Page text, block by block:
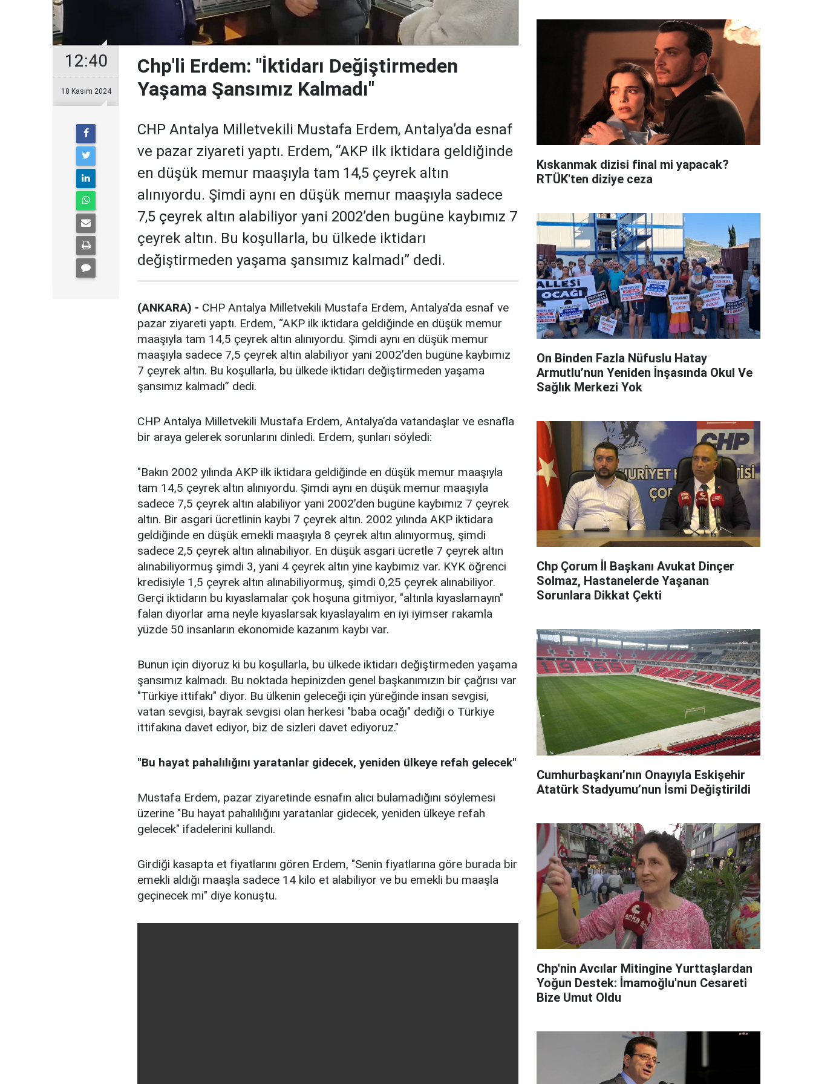
12:40
18 Kasım 2024
Chp'li Erdem: "İktidarı Değiştirmeden
Yaşama Şansımız Kalmadı"
CHP Antalya Milletvekili Mustafa Erdem, Antalya’da esnaf
ve pazar ziyareti yaptı. Erdem, “AKP ilk iktidara geldiğinde
en düşük memur maaşıyla tam 14,5 çeyrek altın
alınıyordu. Şimdi aynı en düşük memur maaşıyla sadece
7,5 çeyrek altın alabiliyor yani 2002’den bugüne kaybımız 7
çeyrek altın. Bu koşullarla, bu ülkede iktidarı
değiştirmeden yaşama şansımız kalmadı” dedi.
(ANKARA) - CHP Antalya Milletvekili Mustafa Erdem, Antalya’da esnaf ve
pazar ziyareti yaptı. Erdem, “AKP ilk iktidara geldiğinde en düşük memur
maaşıyla tam 14,5 çeyrek altın alınıyordu. Şimdi aynı en düşük memur
maaşıyla sadece 7,5 çeyrek altın alabiliyor yani 2002’den bugüne kaybımız
7 çeyrek altın. Bu koşullarla, bu ülkede iktidarı değiştirmeden yaşama
şansımız kalmadı” dedi.
CHP Antalya Milletvekili Mustafa Erdem, Antalya’da vatandaşlar ve esnafla
bir araya gelerek sorunlarını dinledi. Erdem, şunları söyledi:
"Bakın 2002 yılında AKP ilk iktidara geldiğinde en düşük memur maaşıyla
tam 14,5 çeyrek altın alınıyordu. Şimdi aynı en düşük memur maaşıyla
sadece 7,5 çeyrek altın alabiliyor yani 2002’den bugüne kaybımız 7 çeyrek
altın. Bir asgari ücretlinin kaybı 7 çeyrek altın. 2002 yılında AKP iktidara
geldiğinde en düşük emekli maaşıyla 8 çeyrek altın alınıyormuş, şimdi
sadece 2,5 çeyrek altın alınabiliyor. En düşük asgari ücretle 7 çeyrek altın
alınabiliyormuş şimdi 3, yani 4 çeyrek altın yine kaybımız var. KYK öğrenci
kredisiyle 1,5 çeyrek altın alınabiliyormuş, şimdi 0,25 çeyrek alınabiliyor.
Gerçi iktidarın bu kıyaslamalar çok hoşuna gitmiyor, "altınla kıyaslamayın"
falan diyorlar ama neyle kıyaslarsak kıyaslayalım en iyi iyimser rakamla
yüzde 50 insanların ekonomide kazanım kaybı var.
Bunun için diyoruz ki bu koşullarla, bu ülkede iktidarı değiştirmeden yaşama
şansımız kalmadı. Bu noktada hepinizden genel başkanımızın bir çağrısı var
"Türkiye ittifakı" diyor. Bu ülkenin geleceği için yüreğinde insan sevgisi,
vatan sevgisi, bayrak sevgisi olan herkesi "baba ocağı" dediği o Türkiye
ittifakına davet ediyor, biz de sizleri davet ediyoruz."
"Bu hayat pahalılığını yaratanlar gidecek, yeniden ülkeye refah gelecek"
Mustafa Erdem, pazar ziyaretinde esnafın alıcı bulamadığını söylemesi
üzerine "Bu hayat pahalılığını yaratanlar gidecek, yeniden ülkeye refah
gelecek" ifadelerini kullandı.
Girdiği kasapta et fiyatlarını gören Erdem, "Senin fiyatlarına göre burada bir
emekli aldığı maaşla sadece 14 kilo et alabiliyor ve bu emekli bu maaşla
geçinecek mi" diye konuştu.
Kıskanmak dizisi final mi yapacak?
RTÜK'ten diziye ceza
On Binden Fazla Nüfuslu Hatay
Armutlu’nun Yeniden İnşasında Okul Ve
Sağlık Merkezi Yok
Chp Çorum İl Başkanı Avukat Dinçer
Solmaz, Hastanelerde Yaşanan
Sorunlara Dikkat Çekti
Cumhurbaşkanı’nın Onayıyla Eskişehir
Atatürk Stadyumu’nun İsmi Değiştirildi
Chp'nin Avcılar Mitingine Yurttaşlardan
Yoğun Destek: İmamoğlu'nun Cesareti
Bize Umut Oldu